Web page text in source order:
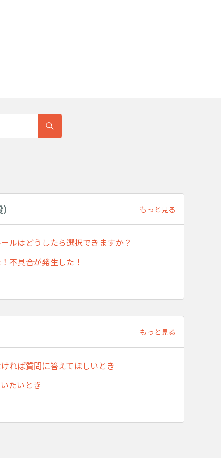
もっと見る
ルはどうしたら選択できますか？
不具合が発生した！
もっと見る
れば質問に答えてほしいとき
たいとき